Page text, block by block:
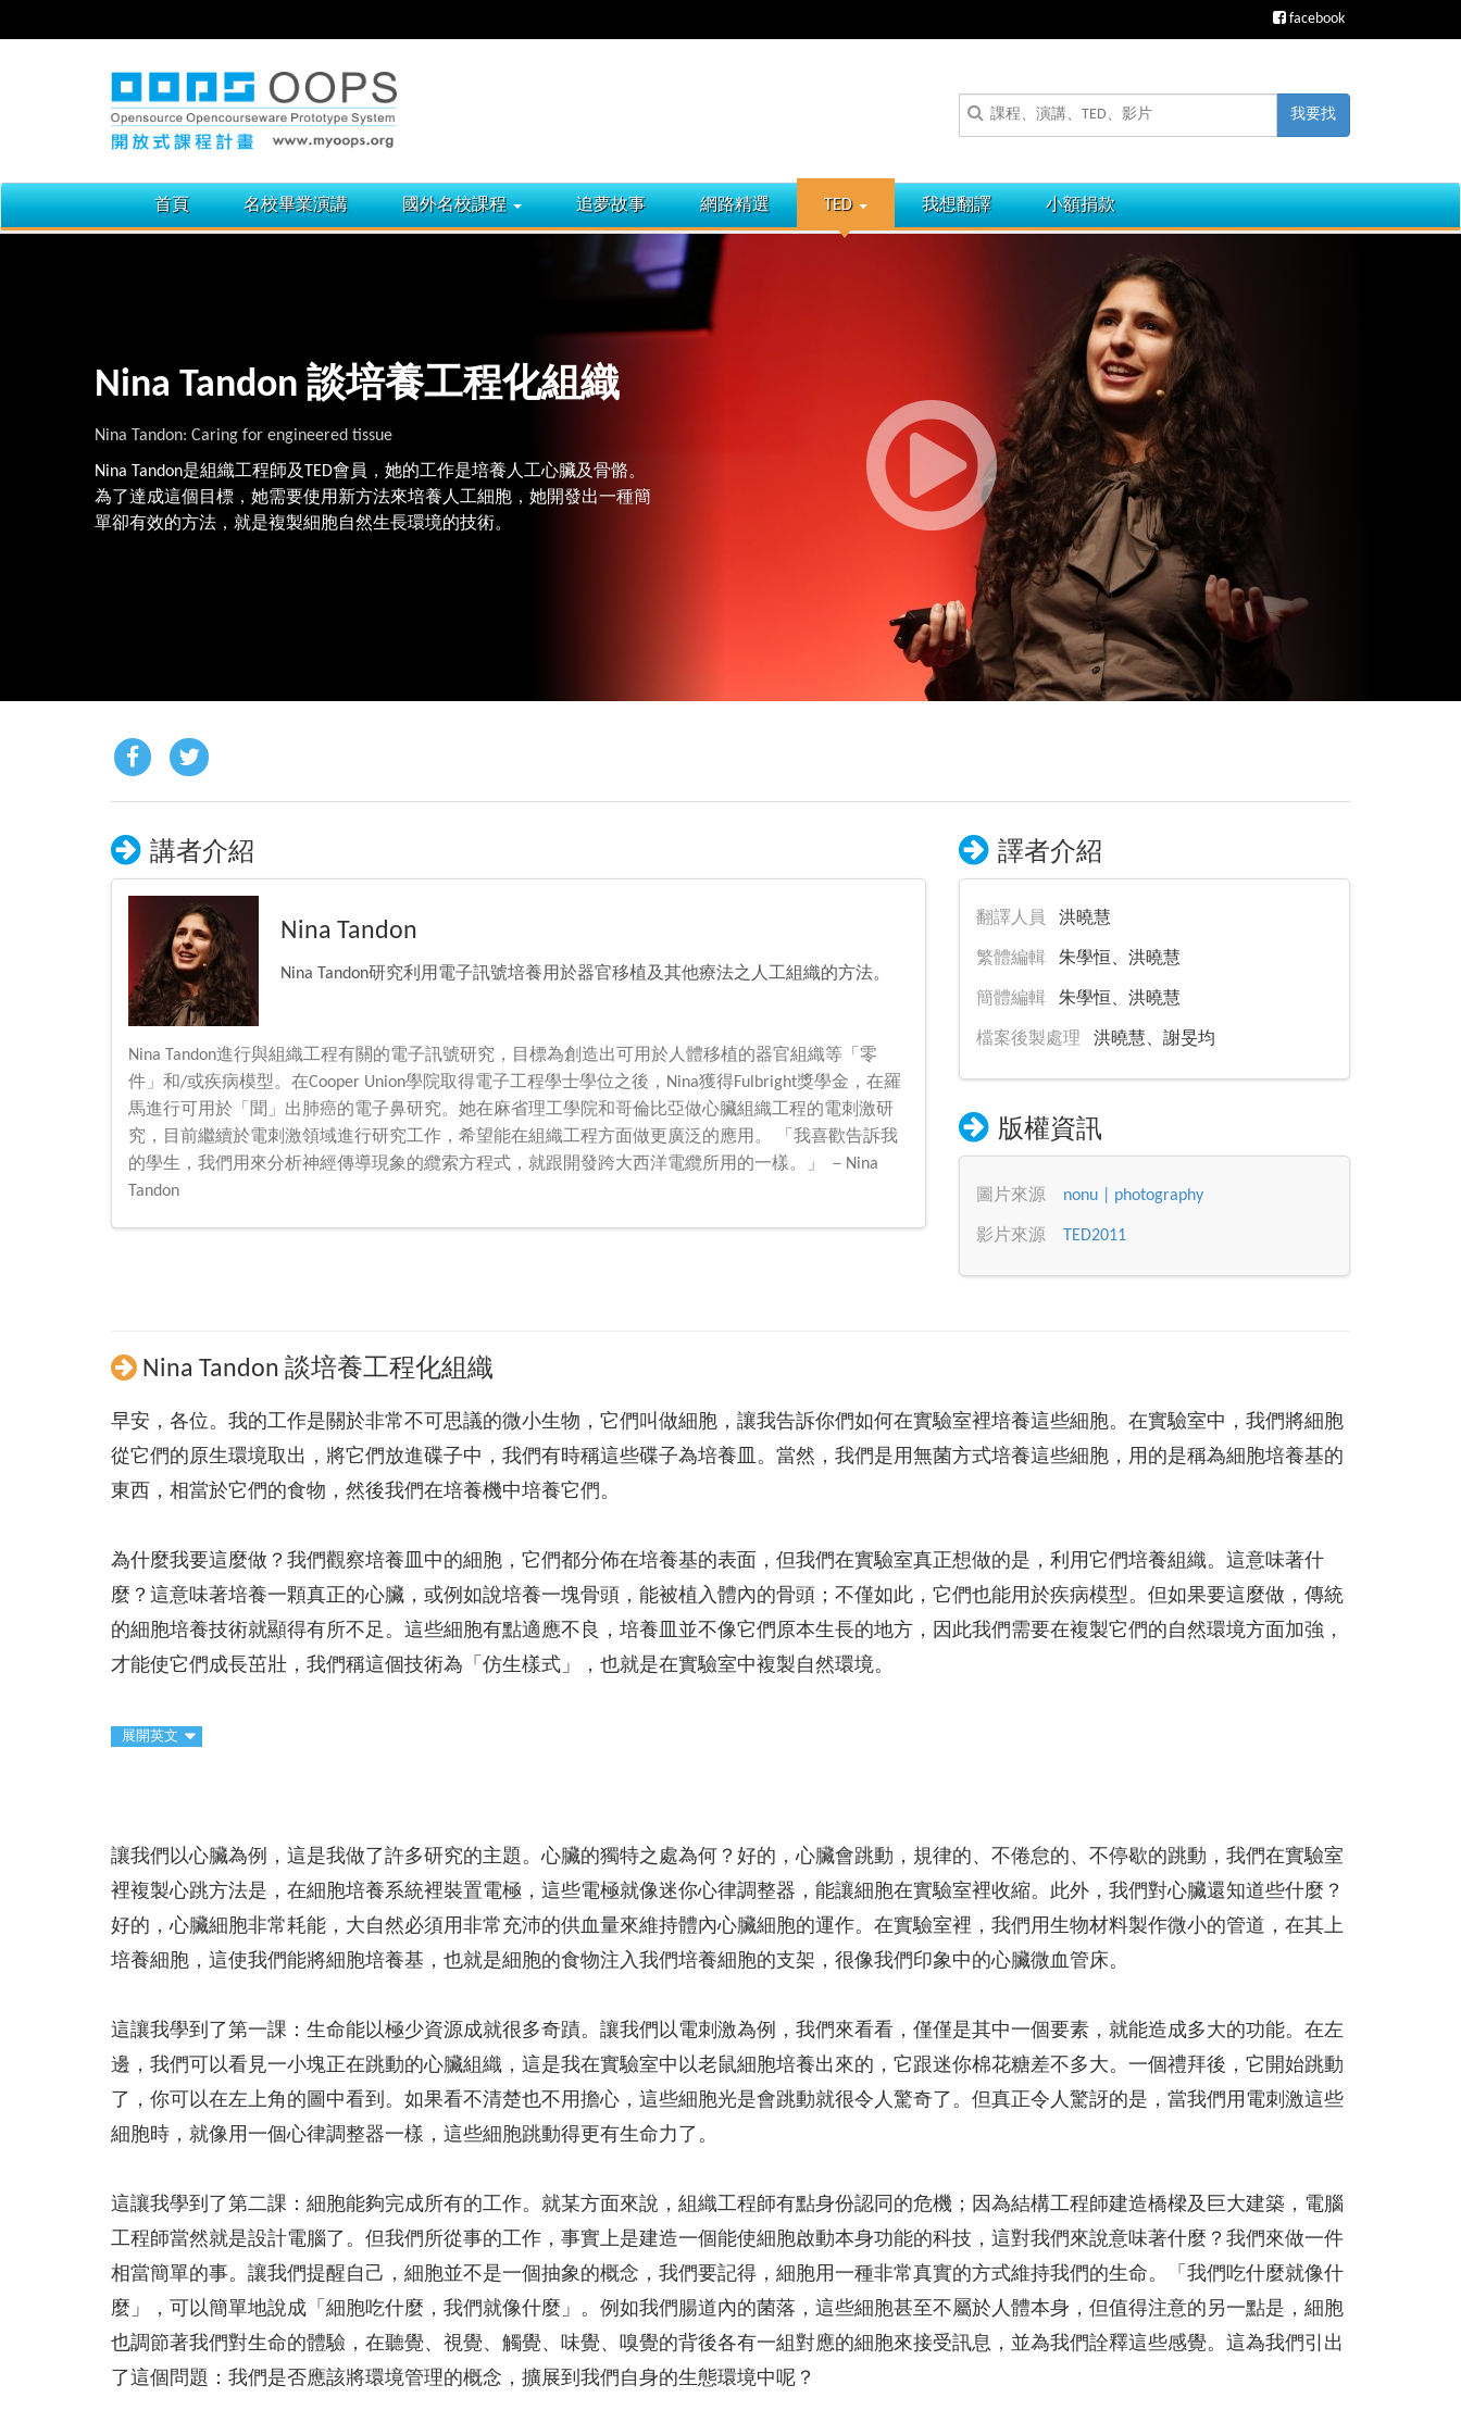
facebook
我要找
首頁 名校畢業演講 國外名校課程 追夢故事 網路精選 TED 我想翻譯 小額捐款
Nina Tandon 談培養工程化組織
Nina Tandon: Caring for engineered tissue
Nina Tandon是組織工程師及TED會員，她的工作是培養人工心臟及骨骼。
為了達成這個目標，她需要使用新方法來培養人工細胞，她開發出一種簡
單卻有效的方法，就是複製細胞自然生長環境的技術。
講者介紹
Nina Tandon
Nina Tandon研究利用電子訊號培養用於器官移植及其他療法之人工組織的方法。
Nina Tandon進行與組織工程有關的電子訊號研究，目標為創造出可用於人體移植的器官組織等「零
件」和/或疾病模型。在Cooper Union學院取得電子工程學士學位之後，Nina獲得Fulbright獎學金，在羅
馬進行可用於「聞」出肺癌的電子鼻研究。她在麻省理工學院和哥倫比亞做心臟組織工程的電刺激研
究，目前繼續於電刺激領域進行研究工作，希望能在組織工程方面做更廣泛的應用。 「我喜歡告訴我
的學生，我們用來分析神經傳導現象的纜索方程式，就跟開發跨大西洋電纜所用的一樣。」 －Nina
Tandon
譯者介紹
翻譯人員 洪曉慧
繁體編輯 朱學恒、洪曉慧
簡體編輯 朱學恒、洪曉慧
檔案後製處理 洪曉慧、謝旻均
版權資訊
圖片來源 nonu | photography
影片來源 TED2011
Nina Tandon 談培養工程化組織
早安，各位。我的工作是關於非常不可思議的微小生物，它們叫做細胞，讓我告訴你們如何在實驗室裡培養這些細胞。在實驗室中，我們將細胞
從它們的原生環境取出，將它們放進碟子中，我們有時稱這些碟子為培養皿。當然，我們是用無菌方式培養這些細胞，用的是稱為細胞培養基的
東西，相當於它們的食物，然後我們在培養機中培養它們。
為什麼我要這麼做？我們觀察培養皿中的細胞，它們都分佈在培養基的表面，但我們在實驗室真正想做的是，利用它們培養組織。這意味著什
麼？這意味著培養一顆真正的心臟，或例如說培養一塊骨頭，能被植入體內的骨頭；不僅如此，它們也能用於疾病模型。但如果要這麼做，傳統
的細胞培養技術就顯得有所不足。這些細胞有點適應不良，培養皿並不像它們原本生長的地方，因此我們需要在複製它們的自然環境方面加強，
才能使它們成長茁壯，我們稱這個技術為「仿生樣式」，也就是在實驗室中複製自然環境。
展開英文
讓我們以心臟為例，這是我做了許多研究的主題。心臟的獨特之處為何？好的，心臟會跳動，規律的、不倦怠的、不停歇的跳動，我們在實驗室
裡複製心跳方法是，在細胞培養系統裡裝置電極，這些電極就像迷你心律調整器，能讓細胞在實驗室裡收縮。此外，我們對心臟還知道些什麼？
好的，心臟細胞非常耗能，大自然必須用非常充沛的供血量來維持體內心臟細胞的運作。在實驗室裡，我們用生物材料製作微小的管道，在其上
培養細胞，這使我們能將細胞培養基，也就是細胞的食物注入我們培養細胞的支架，很像我們印象中的心臟微血管床。
這讓我學到了第一課：生命能以極少資源成就很多奇蹟。讓我們以電刺激為例，我們來看看，僅僅是其中一個要素，就能造成多大的功能。在左
邊，我們可以看見一小塊正在跳動的心臟組織，這是我在實驗室中以老鼠細胞培養出來的，它跟迷你棉花糖差不多大。一個禮拜後，它開始跳動
了，你可以在左上角的圖中看到。如果看不清楚也不用擔心，這些細胞光是會跳動就很令人驚奇了。但真正令人驚訝的是，當我們用電刺激這些
細胞時，就像用一個心律調整器一樣，這些細胞跳動得更有生命力了。
這讓我學到了第二課：細胞能夠完成所有的工作。就某方面來說，組織工程師有點身份認同的危機；因為結構工程師建造橋樑及巨大建築，電腦
工程師當然就是設計電腦了。但我們所從事的工作，事實上是建造一個能使細胞啟動本身功能的科技，這對我們來說意味著什麼？我們來做一件
相當簡單的事。讓我們提醒自己，細胞並不是一個抽象的概念，我們要記得，細胞用一種非常真實的方式維持我們的生命。「我們吃什麼就像什
麼」，可以簡單地說成「細胞吃什麼，我們就像什麼」。例如我們腸道內的菌落，這些細胞甚至不屬於人體本身，但值得注意的另一點是，細胞
也調節著我們對生命的體驗，在聽覺、視覺、觸覺、味覺、嗅覺的背後各有一組對應的細胞來接受訊息，並為我們詮釋這些感覺。這為我們引出
了這個問題：我們是否應該將環境管理的概念，擴展到我們自身的生態環境中呢？